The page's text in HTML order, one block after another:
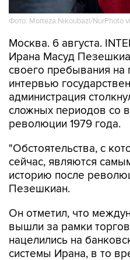
Фото: Morteza Nikoubazl/NurPhoto
Москва. 6 августа.
Ирана Масуд
своего пребывания на
интервью
администрация
сложных периодов со
революции 1979 года.
"Обстоятельства, с
сейчас, являются
историю после
Пезешкиан.
Он отметил, что
вышли за рамки
нацелились на
системы Ирана, в то